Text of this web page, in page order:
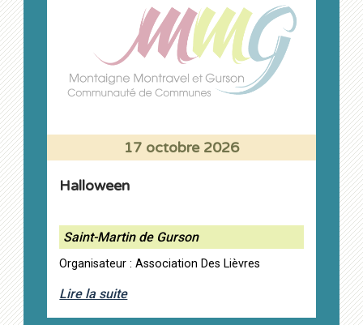
17 octobre 2026
Halloween
Saint-Martin de Gurson
Organisateur : Association Des Lièvres
Lire la suite